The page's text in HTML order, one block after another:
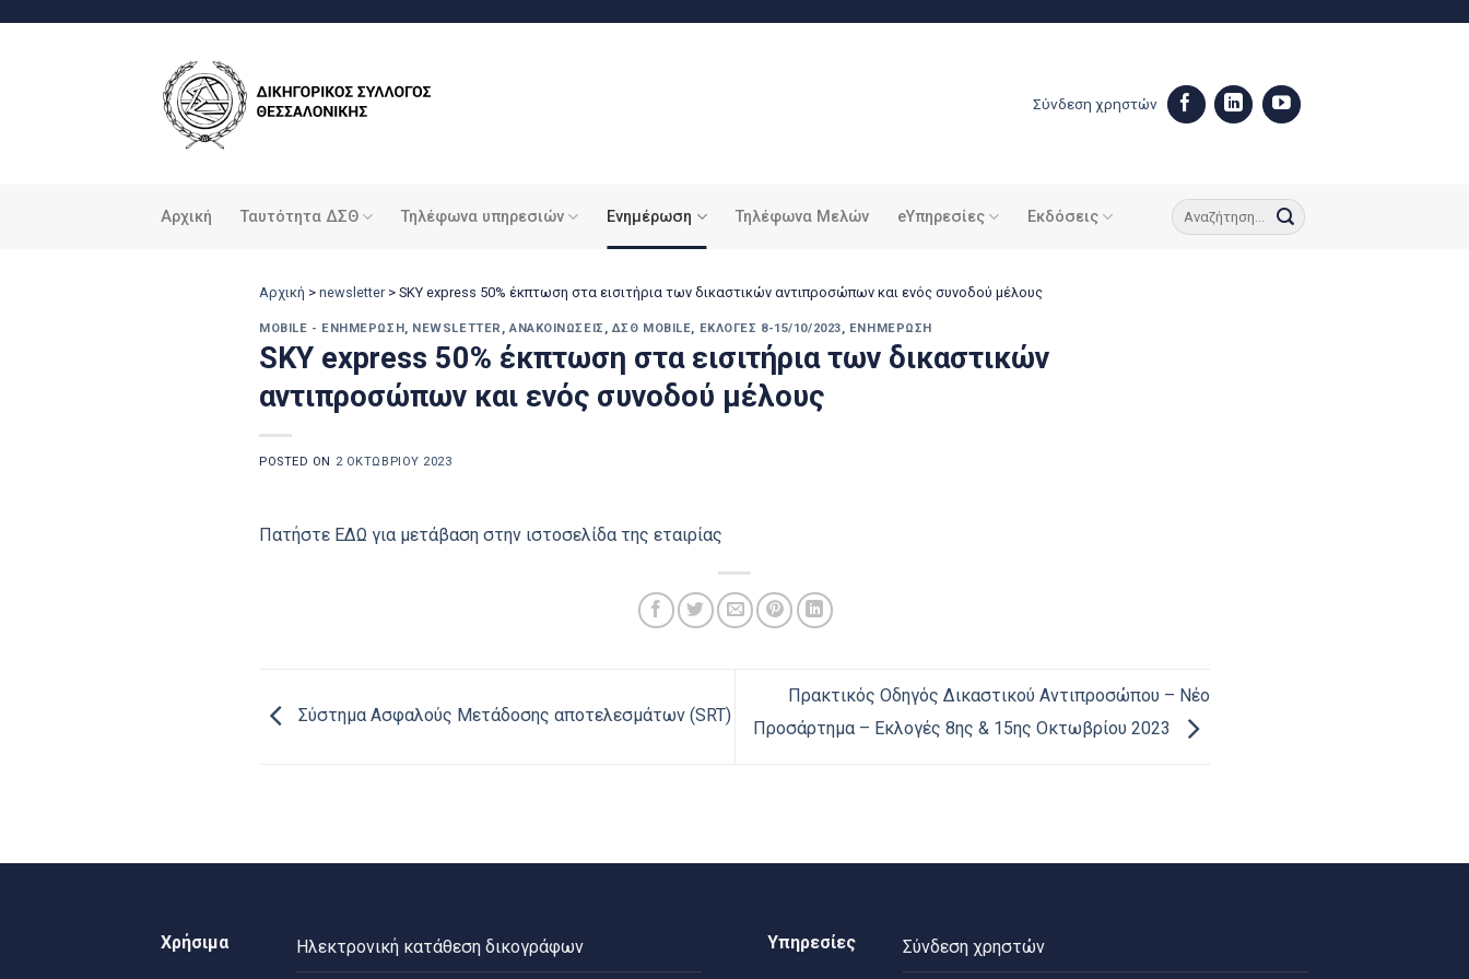
Σύνδεση χρηστών
Αρχική Ταυτότητα ΔΣΘ Τηλέφωνα υπηρεσιών Ενημέρωση Τηλέφωνα Μελών eΥπηρεσίες Εκδόσεις
Αρχική > newsletter > SKY express 50% έκπτωση στα εισιτήρια των δικαστικών αντιπροσώπων και ενός συνοδού μέλους
MOBILE - ΕΝΗΜΈΡΩΣΗ, NEWSLETTER ,ΑΝΑΚΟΙΝΏΣΕΙΣ , ΔΣΘ MOBILE, ΕΚΛΟΓΈΣ 8-15/10/2023, ΕΝΗΜΈΡΩΣΗ
SKY express 50% έκπτωση στα εισιτήρια των δικαστικών
αντιπροσώπων και ενός συνοδού μέλους
POSTED ON 2 ΟΚΤΩΒΡΊΟΥ 2023
Πατήστε ΕΔΩ για μετάβαση στην ιστοσελίδα της εταιρίας
Σύστημα Ασφαλούς Μετάδοσης αποτελεσμάτων (SRT)
Πρακτικός Οδηγός Δικαστικού Αντιπροσώπου – Νέο
Προσάρτημα – Εκλογές 8ης & 15ης Οκτωβρίου 2023
Χρήσιμα Ηλεκτρονική κατάθεση δικογράφων Υπηρεσίες Σύνδεση χρηστών